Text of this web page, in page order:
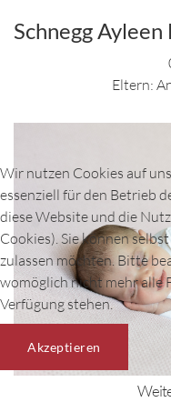
Schnegg Ayleen
Eltern:
Wir nutzen Cookies auf
essenziell für den Betrieb
diese Website und die
Cookies). Sie können
zulassen möchten. Bitte
womöglich nicht mehr alle
Verfügung stehen.
Akzeptieren